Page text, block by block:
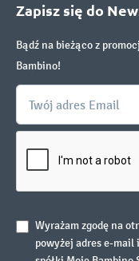
Zapisz się do
Bądź na bieżąco z
Bambino!
Wyrażam zgodę na
powyżej adres e-